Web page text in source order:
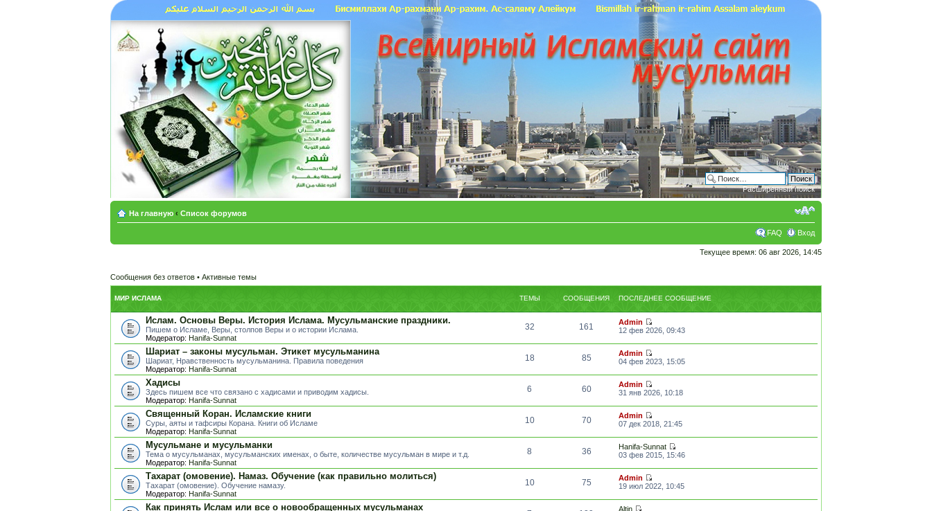
Расширенный поиск
На главную ‹ Список форумов
FAQ Вход
Текущее время: 06 авг 2026, 14:45
Сообщения без ответов • Активные темы
МИР ИСЛАМА ТЕМЫ СООБЩЕНИЯ ПОСЛЕДНЕЕ СООБЩЕНИЕ
Ислам. Основы Веры. История Ислама. Мусульманские праздники.
Пишем о Исламе, Веры, столпов Веры и о истории Ислама.
Модератор: Hanifa-Sunnat
32 161
Admin
12 фев 2026, 09:43
Шариат – законы мусульман. Этикет мусульманина
Шариат, Нравственность мусульманина. Правила поведения
Модератор: Hanifa-Sunnat
18 85
Admin
04 фев 2023, 15:05
Хадисы
Здесь пишем все что связано с хадисами и приводим хадисы.
Модератор: Hanifa-Sunnat
6 60
Admin
31 янв 2026, 10:18
Священный Коран. Исламские книги
Суры, аяты и тафсиры Корана. Книги об Исламе
Модератор: Hanifa-Sunnat
10 70
Admin
07 дек 2018, 21:45
Мусульмане и мусульманки
Тема о мусульманах, мусульманских именах, о быте, количестве мусульман в мире и т.д.
Модератор: Hanifa-Sunnat
8 36
Hanifa-Sunnat
03 фев 2015, 15:46
Тахарат (омовение). Намаз. Обучение (как правильно молиться)
Тахарат (омовение). Обучение намазу.
Модератор: Hanifa-Sunnat
10 75
Admin
19 июл 2022, 10:45
Как принять Ислам или все о новообращенных мусульманах
Altin